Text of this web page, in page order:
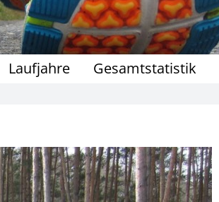
Laufjahre Gesamtstatistik